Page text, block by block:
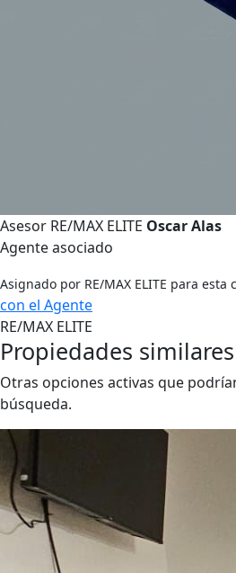
Asesor RE/MAX ELITE Oscar Alas
Agente asociado
Asignado por RE/MAX ELITE para esta
con el Agente
RE/MAX ELITE
Propiedades similares
Otras opciones activas que
búsqueda.